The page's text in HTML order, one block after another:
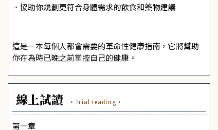
．協助你規劃更符合身體需求的飲食和藥物建議
這是一本每個人都會需要的革命性健康指南，它將幫助
你在為時已晚之前掌控自己的健康。
線上試讀 ·Trial reading·
第一章